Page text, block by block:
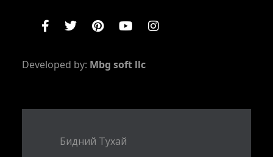
Developed by: Mbg soft llc
Бидний Тухай